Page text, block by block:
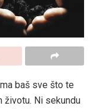
baš sve što te
životu. Ni sekundu